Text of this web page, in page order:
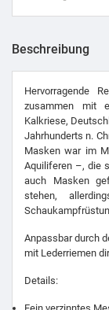
Beschreibung
Hervorragende
zusammen mit
Kalkriese,
Jahrhunderts n.
Masken war im
Aquiliferen –, die
auch Masken
stehen,
Anpassbar durch
mit Lederriemen
Details: